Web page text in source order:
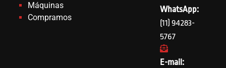
Máquinas
Compramos
WhatsApp:
(11) 94283-
5767
E-mail: